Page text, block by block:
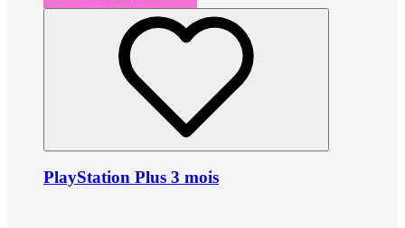
PlayStation Plus 3 mois